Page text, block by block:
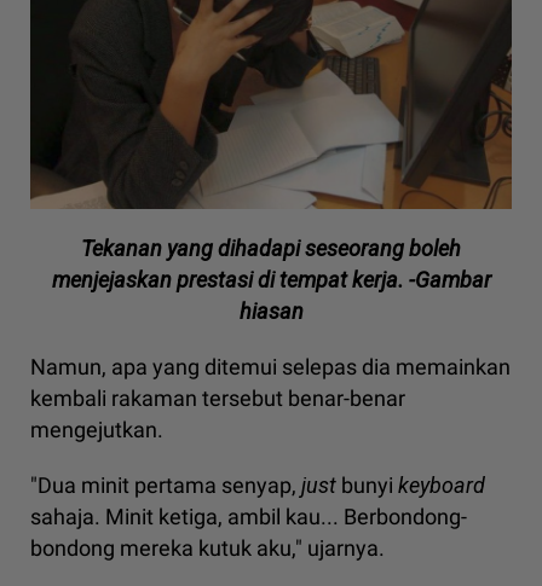
Tekanan yang dihadapi seseorang boleh
menjejaskan prestasi di tempat kerja. -Gambar
hiasan
Namun, apa yang ditemui selepas dia memainkan
kembali rakaman tersebut benar-benar
mengejutkan.
"Dua minit pertama senyap, just bunyi keyboard
sahaja. Minit ketiga, ambil kau... Berbondong-
bondong mereka kutuk aku," ujarnya.